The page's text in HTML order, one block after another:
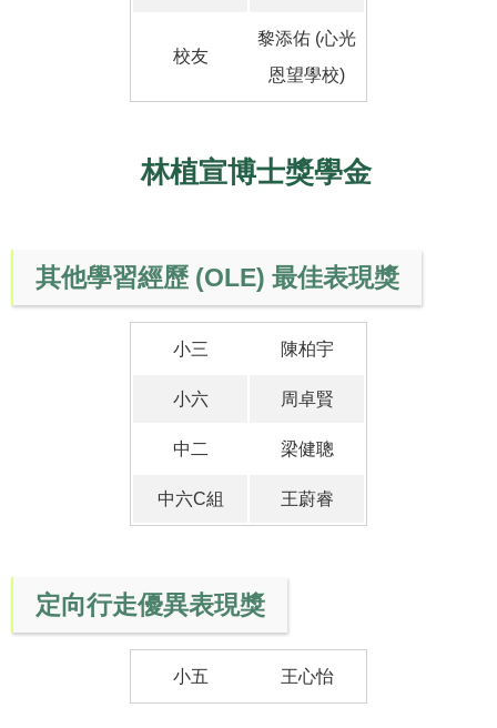
校友
黎添佑 (心光
恩望學校)
林植宣博士獎學金
其他學習經歷 (OLE) 最佳表現獎
小三 陳柏宇
小六 周卓賢
中二 梁健聰
中六C組 王蔚睿
定向行走優異表現獎
小五 王心怡